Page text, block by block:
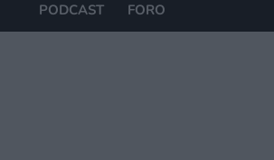
PODCAST FORO